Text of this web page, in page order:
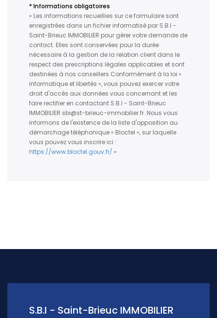
* Informations obligatoires
« Les informations recueillies sur ce formulaire sont
enregistrées dans un fichier informatisé par S.B.I -
Saint-Brieuc IMMOBILIER pour gérer votre demande de
contact. Elles sont conservées pour la durée
nécessaire à la gestion de la relation client dans le
respect des prescriptions légales applicables et sont
destinées à nos conseillers Conformément à la loi «
informatique et libertés », vous pouvez exercer votre
droit d'accès aux données vous concernant et les
faire rectifier en contactant S.B.I - Saint-Brieuc
IMMOBILIER sbi@st-brieuc-immobilier.fr. Nous vous
informons de l'existence de la liste d'opposition au
démarchage téléphonique « Bloctel », sur laquelle
vous pouvez vous inscrire ici :
https://www.bloctel.gouv.fr/ »
S.B.I - Saint-Brieuc IMMOBILIER